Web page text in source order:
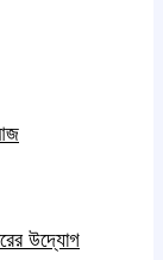
উদ্যোগ